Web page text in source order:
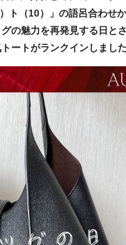
ト（10）」の語呂合わせ
の魅力を再発見する日と
ートがランクインしました